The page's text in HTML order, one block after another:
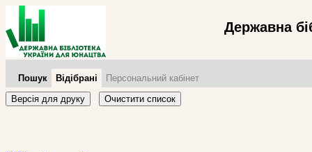
Державна
Пошук Відібрані
Персональний кабінет
Версія для друку
Очистити список